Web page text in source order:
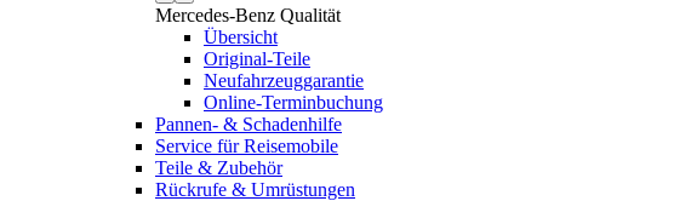
Mercedes-Benz Qualität
Übersicht
Original-Teile
Neufahrzeuggarantie
Online-Terminbuchung
Pannen- & Schadenhilfe
Service für Reisemobile
Teile & Zubehör
Rückrufe & Umrüstungen